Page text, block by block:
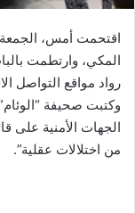
رواد مواقع التواصل
وكتبت صحيفة
الجهات الأمنية على
من اختلالات عقلية”.